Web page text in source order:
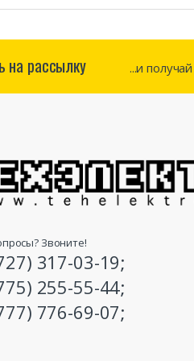
на рассылку ...и получай
Звоните!
317-03-19;
255-55-44;
776-69-07;